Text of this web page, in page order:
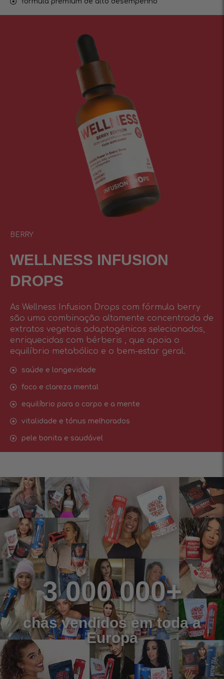
BERRY
WELLNESS INFUSIОN
DROPS
As Wellness Infusion Drops com fórmula berry
são uma combinação altamente concentrada de
extratos vegetais adaptogénicos selecionados,
enriquecidas com bérberis , que apoia o
equilíbrio metabólico e o bem-estar geral.
saúde e longevidade
foco e clareza mental
equilíbrio para o corpo e a mente
vitalidade e tónus melhorados
pele bonita e saudável
3 000 000+
chás vendidos em toda a
Europa